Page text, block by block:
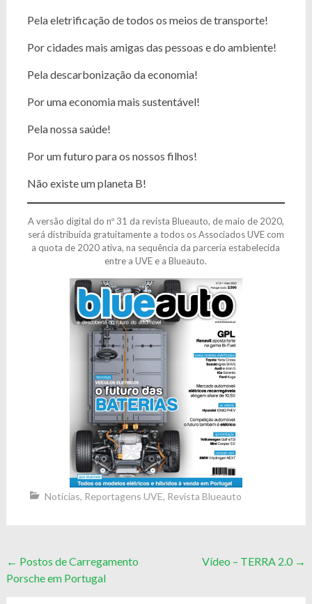
Pela eletrificação de todos os meios de transporte!
Por cidades mais amigas das pessoas e do ambiente!
Pela descarbonização da economia!
Por uma economia mais sustentável!
Pela nossa saúde!
Por um futuro para os nossos filhos!
Não existe um planeta B!
A versão digital do nº 31 da revista Blueauto, de maio de 2020,
será distribuída gratuitamente a todos os Associados UVE com
a quota de 2020 ativa, na sequência da parceria estabelecida
entre a UVE e a Blueauto.
Notícias, Reportagens UVE, Revista Blueauto
Post
navigation
← Postos de Carregamento
Porsche em Portugal
Vídeo – TERRA 2.0 →